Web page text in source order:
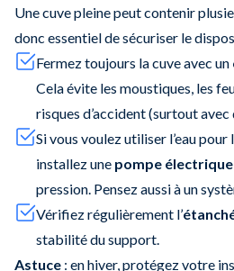
Une cuve pleine peut contenir
donc essentiel de sécuriser le
Fermez toujours la cuve avec un
Cela évite les moustiques, les
risques d’accident (surtout avec
Si vous voulez utiliser l’eau
installez une pompe électrique
pression. Pensez aussi à un
Vérifiez régulièrement l’
stabilité du support.
Astuce : en hiver, protégez votre